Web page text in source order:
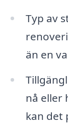
Typ av
än en
nå eller
kan det